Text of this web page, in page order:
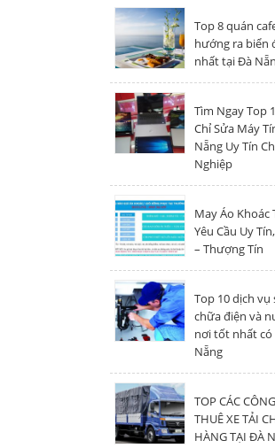
Top 8 quán
hướng ra biển
nhất tại Đà
Tìm Ngay Top
Chỉ Sửa Máy
Nẵng Uy Tín
Nghiệp
May Áo Khoác
Yêu Cầu Uy
– Thượng Tín
Top 10 dịch vụ
chữa điện và
nơi tốt nhất
Nẵng
TOP CÁC
THUÊ XE TẢI
HÀNG TẠI ĐÀ